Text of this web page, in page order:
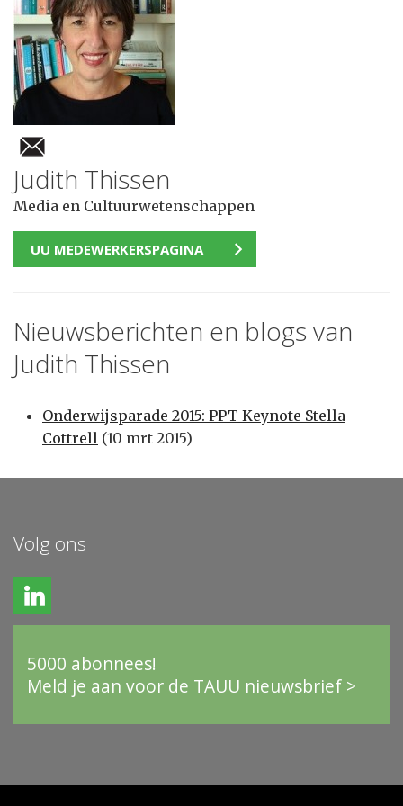
Judith Thissen
Media en Cultuurwetenschappen
UU MEDEWERKERSPAGINA
Nieuwsberichten en blogs van
Judith Thissen
Onderwijsparade 2015: PPT Keynote Stella
Cottrell (10 mrt 2015)
Volg ons
5000 abonnees!
Meld je aan voor de TAUU nieuwsbrief >